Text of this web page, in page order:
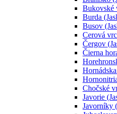
Bukovské
Burda
Busov
Cerová
Čergov
Čierna
Chočské
Javorie
Javorníky